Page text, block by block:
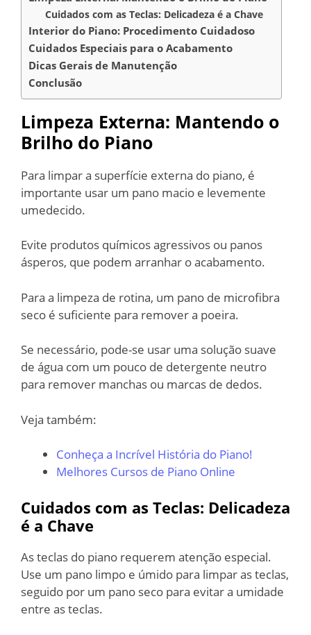
Cuidados com as Teclas: Delicadeza é a Chave
Interior do Piano: Procedimento Cuidadoso
Cuidados Especiais para o Acabamento
Dicas Gerais de Manutenção
Conclusão
Limpeza Externa: Mantendo o
Brilho do Piano
Para limpar a superfície externa do piano, é
importante usar um pano macio e levemente
umedecido.
Evite produtos químicos agressivos ou panos
ásperos, que podem arranhar o acabamento.
Para a limpeza de rotina, um pano de microfibra
seco é suficiente para remover a poeira.
Se necessário, pode-se usar uma solução suave
de água com um pouco de detergente neutro
para remover manchas ou marcas de dedos.
Veja também:
Conheça a Incrível História do Piano!
Melhores Cursos de Piano Online
Cuidados com as Teclas: Delicadeza
é a Chave
As teclas do piano requerem atenção especial.
Use um pano limpo e úmido para limpar as teclas,
seguido por um pano seco para evitar a umidade
entre as teclas.